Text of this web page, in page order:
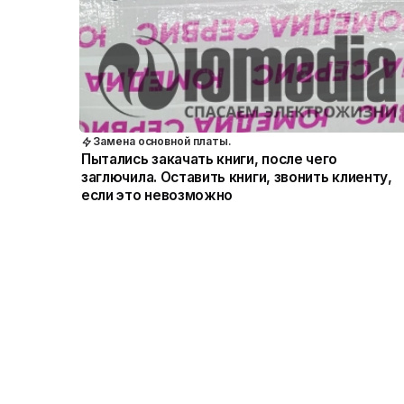
Замена основной платы.
Пытались закачать книги, после чего
заглючила. Оставить книги, звонить клиенту,
если это невозможно